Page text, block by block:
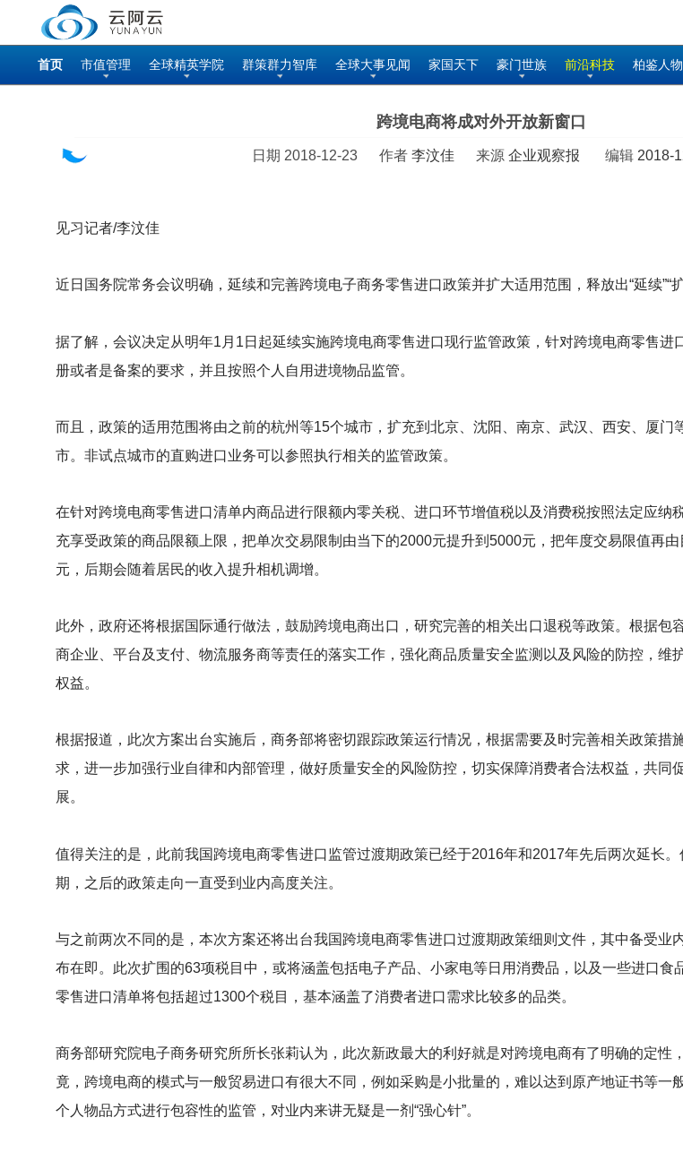
首页 市值管理 全球精英学院 群策群力智库 全球大事见闻 家国天下 豪门世族 前沿科技 柏鉴人物
跨境电商将成对外开放新窗口
日期 2018-12-23 作者 李汶佳 来源 企业观察报 编辑 2018-
见习记者/李汶佳
近日国务院常务会议明确，延续和完善跨境电子商务零售进口政策并扩大适用范围，释放出“延续”“扩
据了解，会议决定从明年1月1日起延续实施跨境电商零售进口现行监管政策，针对跨境电商零售进
册或者是备案的要求，并且按照个人自用进境物品监管。
而且，政策的适用范围将由之前的杭州等15个城市，扩充到北京、沈阳、南京、武汉、西安、厦门
市。非试点城市的直购进口业务可以参照执行相关的监管政策。
在针对跨境电商零售进口清单内商品进行限额内零关税、进口环节增值税以及消费税按照法定应纳
充享受政策的商品限额上限，把单次交易限制由当下的2000元提升到5000元，把年度交易限值再
元，后期会随着居民的收入提升相机调增。
此外，政府还将根据国际通行做法，鼓励跨境电商出口，研究完善的相关出口退税等政策。根据包
商企业、平台及支付、物流服务商等责任的落实工作，强化商品质量安全监测以及风险的防控，维
权益。
根据报道，此次方案出台实施后，商务部将密切跟踪政策运行情况，根据需要及时完善相关政策措
求，进一步加强行业自律和内部管理，做好质量安全的风险防控，切实保障消费者合法权益，共同
展。
值得关注的是，此前我国跨境电商零售进口监管过渡期政策已经于2016年和2017年先后两次延长
期，之后的政策走向一直受到业内高度关注。
与之前两次不同的是，本次方案还将出台我国跨境电商零售进口过渡期政策细则文件，其中备受业
布在即。此次扩围的63项税目中，或将涵盖包括电子产品、小家电等日用消费品，以及一些进口食
零售进口清单将包括超过1300个税目，基本涵盖了消费者进口需求比较多的品类。
商务部研究院电子商务研究所所长张莉认为，此次新政最大的利好就是对跨境电商有了明确的定性
竟，跨境电商的模式与一般贸易进口有很大不同，例如采购是小批量的，难以达到原产地证书等一
个人物品方式进行包容性的监管，对业内来讲无疑是一剂“强心针”。